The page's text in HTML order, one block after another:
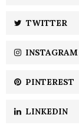
TWITTER
INSTAGRAM
PINTEREST
LINKEDIN